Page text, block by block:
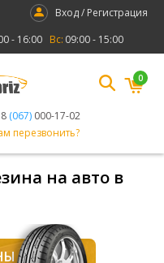
Вход / Регистрация
- 16:00 Вс: 09:00 - 15:00
(067) 000-17-02
перезвонить?
0
на авто в